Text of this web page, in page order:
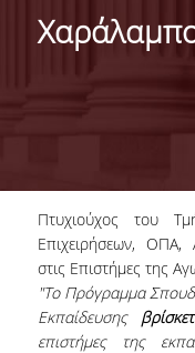
ΠΛΗΡΟΦΟΡΙΕΣ
ΜΑΘΗΜΑΤΑ
ΔΙΔΑΚΤΙΚΟ
Πτυχιούχος του
Επιχειρήσεων,
στις Επιστήμες της
"Το Πρόγραμμα
Εκπαίδευσης
επιστήμες της